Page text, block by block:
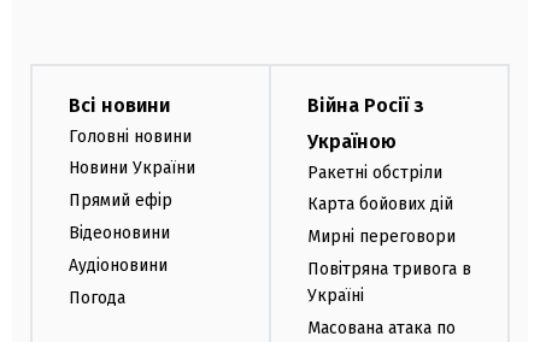
Всі новини
Головні новини
Новини України
Прямий ефір
Відеоновини
Аудіоновини
Погода
Війна Росії з
Україною
Ракетні обстріли
Карта бойових дій
Мирні переговори
Повітряна тривога в
Україні
Масована атака по